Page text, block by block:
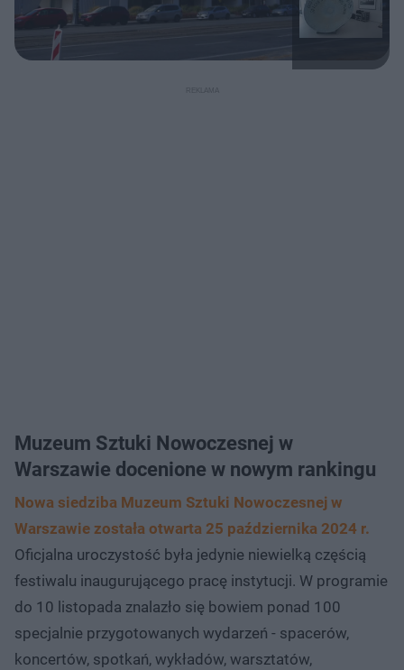
Muzeum Sztuki Nowoczesnej w
Warszawie docenione w nowym rankingu
Nowa siedziba Muzeum Sztuki Nowoczesnej w
Warszawie została otwarta 25 października 2024 r.
Oficjalna uroczystość była jedynie niewielką częścią
festiwalu inaugurującego pracę instytucji. W programie
do 10 listopada znalazło się bowiem ponad 100
specjalnie przygotowanych wydarzeń - spacerów,
koncertów, spotkań, wykładów, warsztatów,